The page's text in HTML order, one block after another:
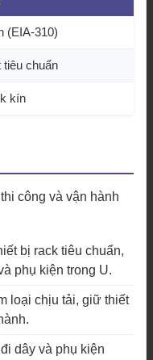
(EIA-310)
tiêu chuẩn
kín
công và vận hành
bị rack tiêu chuẩn,
phụ kiện trong U.
loại chịu tải, giữ thiết
dây và phụ kiện